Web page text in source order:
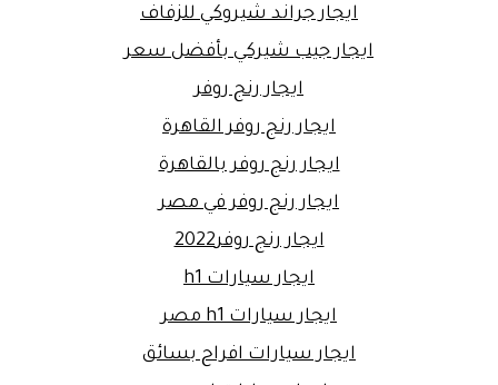
ايجار جراند شيروكي للزفاف
ايجار جيب شيركي بأفضل سعر
ايجار رنج روفر
ايجار رنج روفر القاهرة
ايجار رنج روفر بالقاهرة
ايجار رنج روفر في مصر
ايجار رنج روفر2022
ايجار سيارات h1
ايجار سيارات h1 مصر
ايجار سيارات افراح بسائق